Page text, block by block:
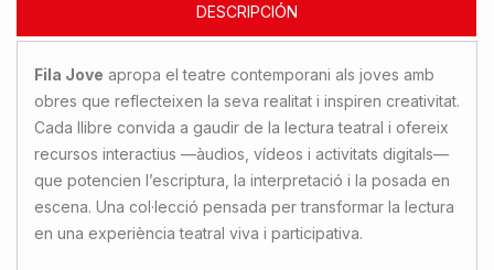
DESCRIPCIÓN
Fila Jove apropa el teatre contemporani als joves amb
obres que reflecteixen la seva realitat i inspiren creativitat.
Cada llibre convida a gaudir de la lectura teatral i ofereix
recursos interactius —àudios, vídeos i activitats digitals—
que potencien l’escriptura, la interpretació i la posada en
escena. Una col·lecció pensada per transformar la lectura
en una experiència teatral viva i participativa.